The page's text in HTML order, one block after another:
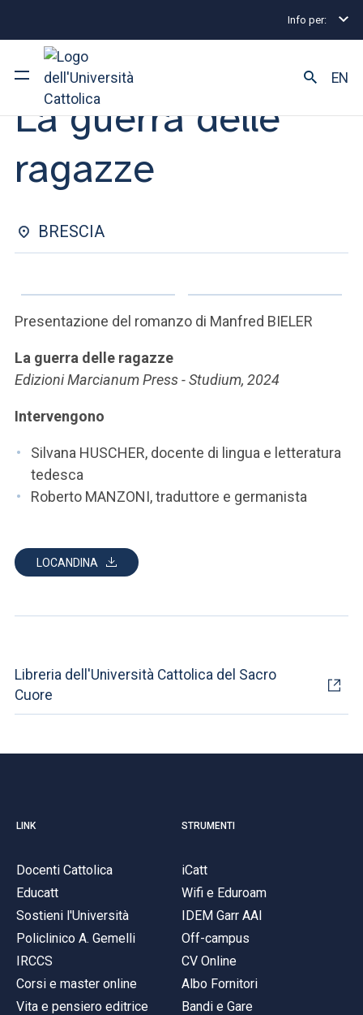
Info per:
Ateneo
Corsi di studio
Ricerca
Facoltà e campus
SEI UNO STUDENTE ISCRITTO?
ACCEDI ALLA MAIL ICATT
EN
Eventi Brescia La guerra delle ragazze
INCONTRO CON L'AUTORE | 13 NOVEMBRE 2024
La guerra delle
ragazze
BRESCIA
Presentazione del romanzo di Manfred BIELER
La guerra delle ragazze
Edizioni Marcianum Press - Studium, 2024
Intervengono
Silvana HUSCHER, docente di lingua e letteratura
tedesca
Roberto MANZONI, traduttore e germanista
LOCANDINA
Libreria dell'Università Cattolica del Sacro
Cuore
LINK
Docenti Cattolica
Educatt
Sostieni l'Università
Policlinico A. Gemelli
IRCCS
Corsi e master online
Vita e pensiero editrice
STRUMENTI
iCatt
Wifi e Eduroam
IDEM Garr AAI
Off-campus
CV Online
Albo Fornitori
Bandi e Gare